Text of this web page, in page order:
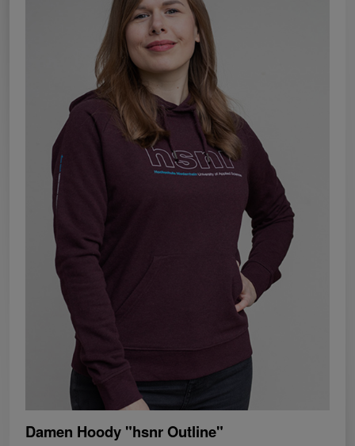
Damen Hoody "hsnr Outline"